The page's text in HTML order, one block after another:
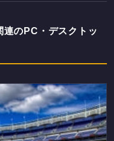
のPC・デスクトッ